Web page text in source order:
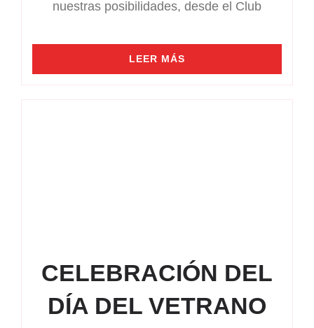
nuestras posibilidades, desde el Club
LEER MÁS
CELEBRACIÓN DEL
DÍA DEL VETRANO